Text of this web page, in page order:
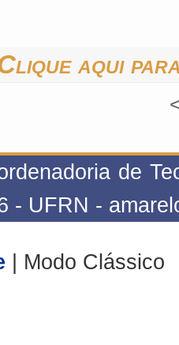
aqui
de
- UFRN -
| Modo Clássico